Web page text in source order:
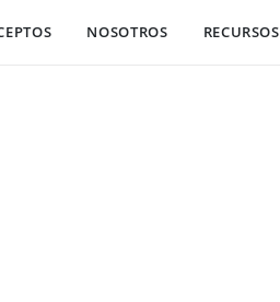
NOSOTROS RECURSOS